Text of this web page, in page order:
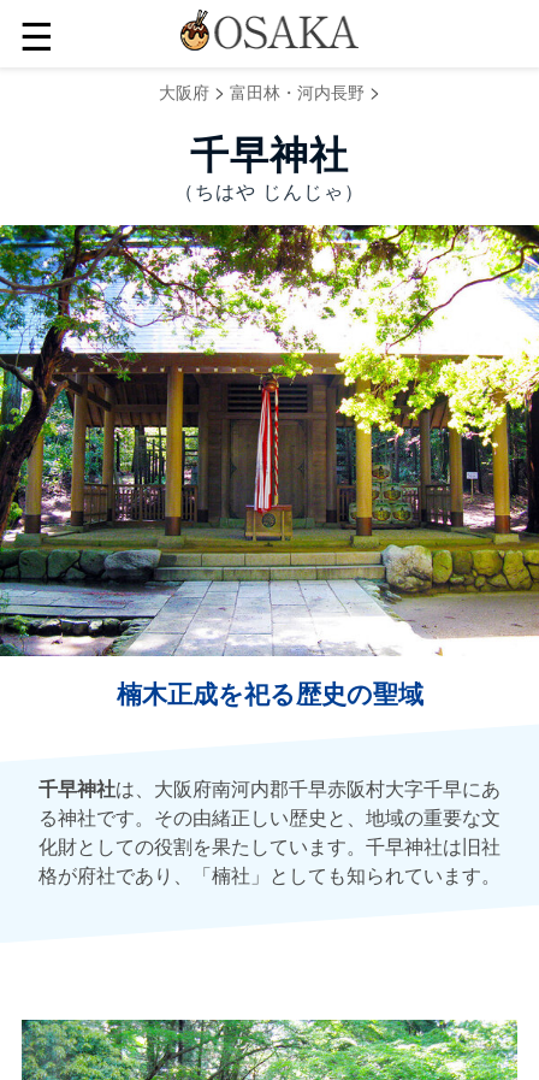
☰
大阪府 > 富田林・河内長野 >
千早神社
（ちはや じんじゃ）
楠木正成を祀る歴史の聖域
千早神社は、大阪府南河内郡千早赤阪村大字千早にあ
る神社です。その由緒正しい歴史と、地域の重要な文
化財としての役割を果たしています。千早神社は旧社
格が府社であり、「楠社」としても知られています。